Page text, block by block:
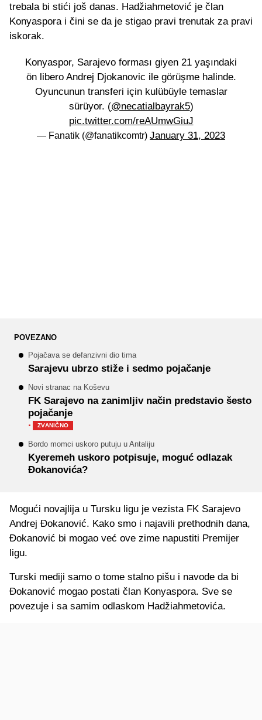
trebala bi stići još danas. Hadžiahmetović je član
Konyaspora i čini se da je stigao pravi trenutak za pravi
iskorak.
Konyaspor, Sarajevo forması giyen 21 yaşındaki
ön libero Andrej Djokanovic ile görüşme halinde.
Oyuncunun transferi için kulübüyle temaslar
sürüyor. (@necatialbayrak5)
pic.twitter.com/reAUmwGiuJ
— Fanatik (@fanatikcomtr) January 31, 2023
POVEZANO
Pojačava se defanzivni dio tima
Sarajevu ubrzo stiže i sedmo pojačanje
Novi stranac na Koševu
FK Sarajevo na zanimljiv način predstavio šesto
pojačanje
· ZVANIČNO
Bordo momci uskoro putuju u Antaliju
Kyeremeh uskoro potpisuje, moguć odlazak
Đokanovića?
Mogući novajlija u Tursku ligu je vezista FK Sarajevo
Andrej Đokanović. Kako smo i najavili prethodnih dana,
Đokanović bi mogao već ove zime napustiti Premijer
ligu.
Turski mediji samo o tome stalno pišu i navode da bi
Đokanović mogao postati član Konyaspora. Sve se
povezuje i sa samim odlaskom Hadžiahmetovića.